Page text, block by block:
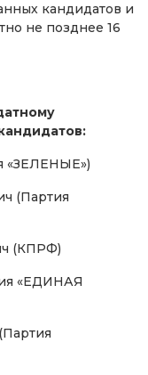
кандидатов и
не позднее 16
«ЗЕЛЕНЫЕ»)
(Партия
(КПРФ)
«ЕДИНАЯ